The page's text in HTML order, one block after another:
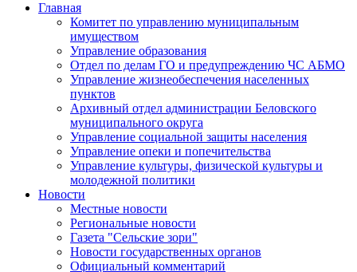
Главная
Комитет по управлению муниципальным
имуществом
Управление образования
Отдел по делам ГО и предупреждению ЧС АБМО
Управление жизнеобеспечения населенных
пунктов
Архивный отдел администрации Беловского
муниципального округа
Управление социальной защиты населения
Управление опеки и попечительства
Управление культуры, физической культуры и
молодежной политики
Новости
Местные новости
Региональные новости
Газета "Сельские зори"
Новости государственных органов
Официальный комментарий